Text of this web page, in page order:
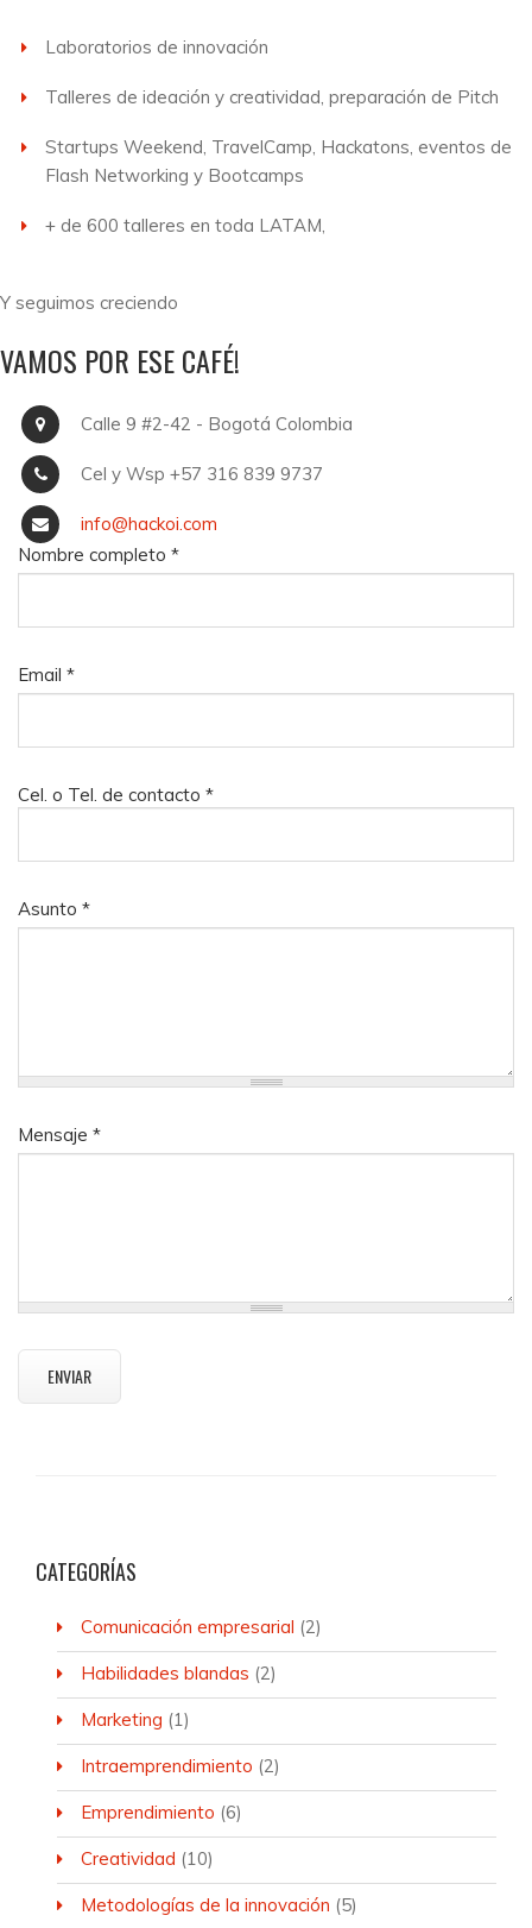
Laboratorios de innovación
Talleres de ideación y creatividad, preparación de Pitch
Startups Weekend, TravelCamp, Hackatons, eventos de
Flash Networking y Bootcamps
+ de 600 talleres en toda LATAM,
Y seguimos creciendo
VAMOS POR ESE CAFÉ!
Calle 9 #2-42 - Bogotá Colombia
Cel y Wsp +57 316 839 9737
info@hackoi.com
Nombre completo *
Email *
Cel. o Tel. de contacto *
Asunto *
Mensaje *
CATEGORÍAS
Comunicación empresarial (2)
Habilidades blandas (2)
Marketing (1)
Intraemprendimiento (2)
Emprendimiento (6)
Creatividad (10)
Metodologías de la innovación (5)